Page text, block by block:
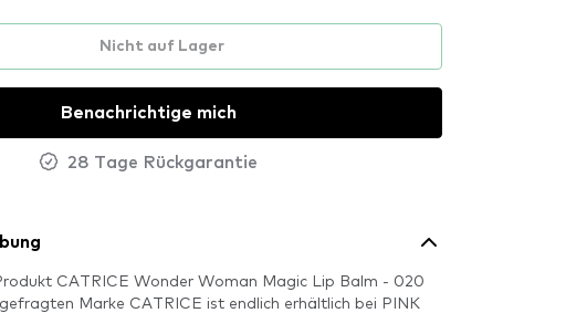
Nicht auf Lager
Benachrichtige mich
28 Tage Rückgarantie
CATRICE Wonder Woman Magic Lip Balm - 020
Marke CATRICE ist endlich erhältlich bei PINK